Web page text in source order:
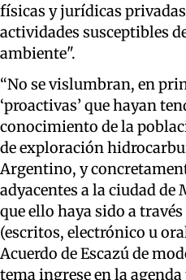
físicas y jurídicas
actividades susceptibles
ambiente".
“No se vislumbran, en
‘proactivas’ que hayan
conocimiento de la
de exploración
Argentino, y
adyacentes a la ciudad de
que ello haya sido a través
(escritos, electrónico u
Acuerdo de Escazú de
tema ingrese en la